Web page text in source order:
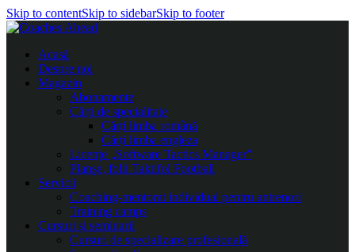
Skip to contentSkip to sidebarSkip to footer
Acasă
Despre noi
Magazin
Abonamente
Cărți de specialitate
Cărți limba română
Cărți limba engleza
Licențe „Software Tactics Manager”
Planșe, folii Taktifol Football
Servicii
Coaching-mentorat individual pentru antrenori
Training camps
Cursuri și seminarii
Cursuri de specializare profesională